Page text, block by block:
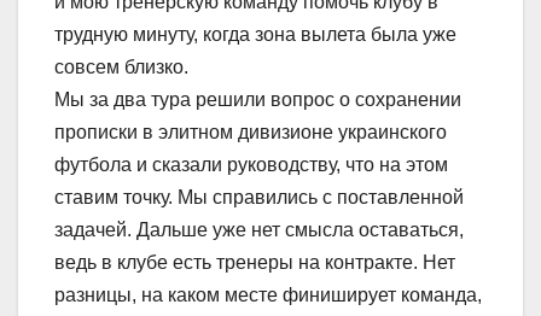
трудную минуту, когда зона вылета была уже
совсем близко.
Мы за два тура решили вопрос о сохранении
прописки в элитном дивизионе украинского
футбола и сказали руководству, что на этом
ставим точку. Мы справились с поставленной
задачей. Дальше уже нет смысла оставаться,
ведь в клубе есть тренеры на контракте. Нет
разницы, на каком месте финиширует команда,